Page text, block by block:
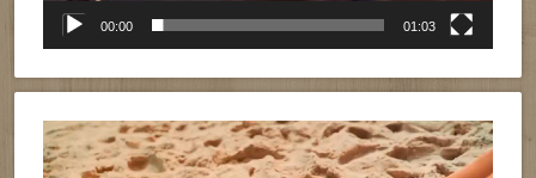
00:00 01:03
Reproductor
de